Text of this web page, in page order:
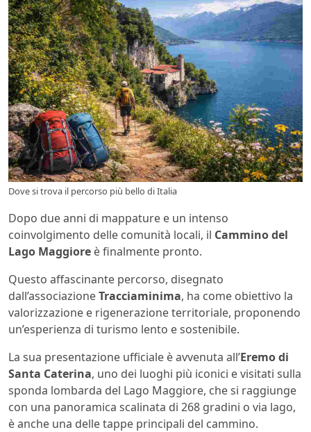
Dove si trova il percorso più bello di Italia
Dopo due anni di mappature e un intenso
coinvolgimento delle comunità locali, il Cammino del
Lago Maggiore è finalmente pronto.
Questo affascinante percorso, disegnato
dall’associazioneTracciaminima, ha come obiettivo la
valorizzazione e rigenerazione territoriale, proponendo
un’esperienza di turismo lento e sostenibile.
La sua presentazione ufficiale è avvenuta all’Eremo di
Santa Caterina, uno dei luoghi più iconici e visitati sulla
sponda lombarda del Lago Maggiore, che si raggiunge
con una panoramica scalinata di 268 gradini o via lago,
è anche una delle tappe principali del cammino.